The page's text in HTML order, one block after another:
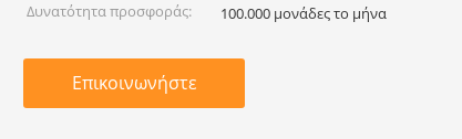
Δυνατότητα προσφοράς:
100.000 μονάδες το μήνα
Επικοινωνήστε